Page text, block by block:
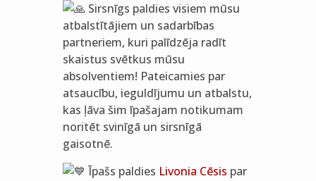
Sirsnīgs paldies visiem mūsu
atbalstītājiem un sadarbības
partneriem, kuri palīdzēja radīt
skaistus svētkus mūsu
absolventiem! Pateicamies par
atsaucību, ieguldījumu un atbalstu,
kas ļāva šim īpašajam notikumam
noritēt svinīgā un sirsnīgā
gaisotnē.
Īpašs paldies Livonia Cēsis par